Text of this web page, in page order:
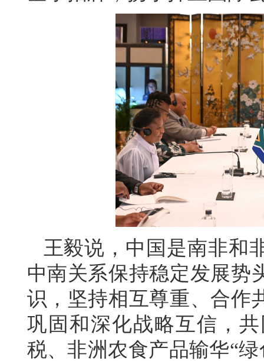
王毅说，中国是南非和
中南关系保持稳定发展势
识，坚持相互尊重、合作
巩固和深化战略互信，
税、非洲农食产品输华“